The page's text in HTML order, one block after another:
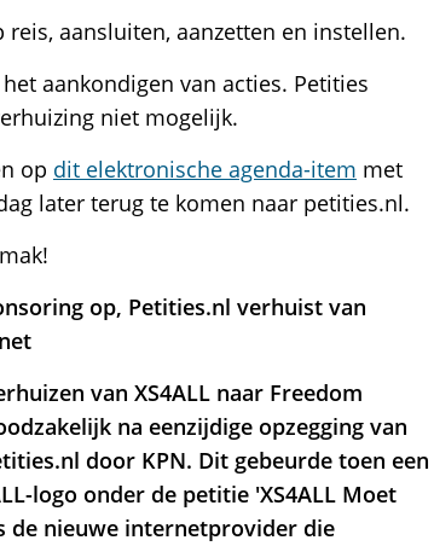
aansluiten, aanzetten en instellen.
aankondigen van acties. Petities
niet mogelijk.
op dit elektronische agenda-item met
later terug te komen naar petities.nl.
op, Petities.nl verhuist van
van XS4ALL naar Freedom
na eenzijdige opzegging van
door KPN. Dit gebeurde toen een
logo onder de petitie 'XS4ALL Moet
de nieuwe internetprovider die